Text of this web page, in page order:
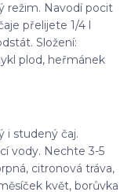
režim. Navodí pocit
přelijete 1/4 l
Složení:
plod, heřmánek
i studený čaj.
vody. Nechte 3-5
citronová tráva,
květ, borůvka